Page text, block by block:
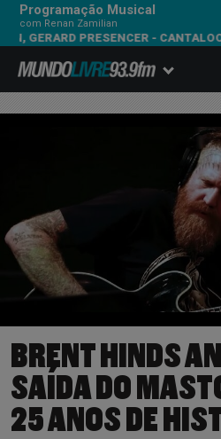
Programação Musical
com Renan Zamilian
PRESENCER - CANTALOOP
BRENT HINDS
SAÍDA DO
25 ANOS DE